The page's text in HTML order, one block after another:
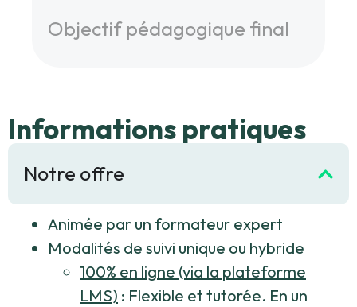
Objectif pédagogique final
Informations pratiques
Notre offre
Animée par un formateur expert
Modalités de suivi unique ou hybride
100% en ligne (via la plateforme
LMS) : Flexible et tutorée. En un